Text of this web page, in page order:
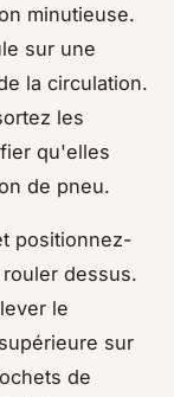
minutieuse.
sur une
la circulation.
les
qu'elles
de pneu.
positionnez-
dessus.
le
sur
de